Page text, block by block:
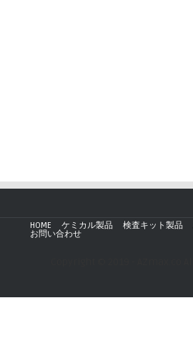
HOME ケミカル製品 検査キット製品
お問い合わせ